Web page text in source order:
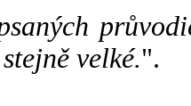
velké.".